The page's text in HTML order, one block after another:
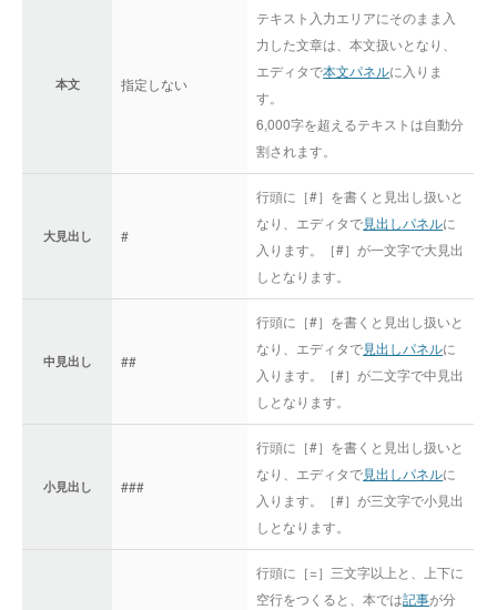
本文 指定しない
テキスト入力エリアにそのまま入
力した文章は、本文扱いとなり、
エディタで本文パネルに入りま
す。
6,000字を超えるテキストは自動分
割されます。
大見出し #
行頭に［#］を書くと見出し扱いと
なり、エディタで見出しパネルに
入ります。［#］が一文字で大見出
しとなります。
中見出し ##
行頭に［#］を書くと見出し扱いと
なり、エディタで見出しパネルに
入ります。［#］が二文字で中見出
しとなります。
小見出し ###
行頭に［#］を書くと見出し扱いと
なり、エディタで見出しパネルに
入ります。［#］が三文字で小見出
しとなります。
行頭に［=］三文字以上と、上下に
空行をつくると、本では記事が分